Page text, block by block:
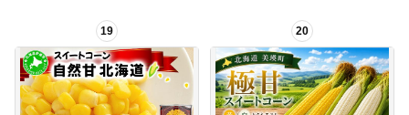
19 20